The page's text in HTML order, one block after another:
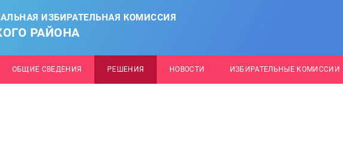
ИЗБИРАТЕЛЬНАЯ КОМИССИЯ
РАЙОНА
ОБЩИЕ СВЕДЕНИЯ РЕШЕНИЯ НОВОСТИ ИЗБИРАТЕЛЬНЫЕ КОМИССИИ